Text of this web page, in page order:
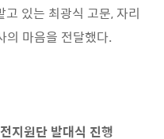
있는 최광식 고문, 자리
의 마음을 전달했다.
지원단 발대식 진행